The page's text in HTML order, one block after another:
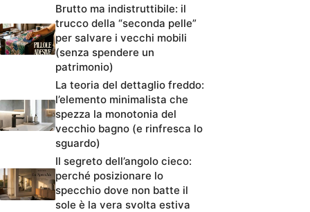
Brutto ma indistruttibile: il
trucco della “seconda pelle”
per salvare i vecchi mobili
(senza spendere un
patrimonio)
La teoria del dettaglio freddo:
l’elemento minimalista che
spezza la monotonia del
vecchio bagno (e rinfresca lo
sguardo)
Il segreto dell’angolo cieco:
perché posizionare lo
specchio dove non batte il
sole è la vera svolta estiva